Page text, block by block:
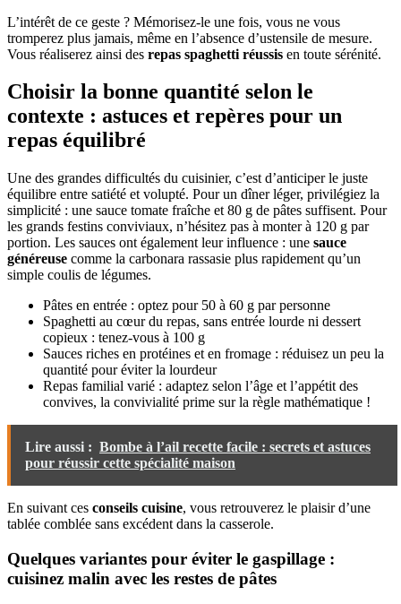
L’intérêt de ce geste ? Mémorisez-le une fois, vous ne vous
tromperez plus jamais, même en l’absence d’ustensile de mesure.
Vous réaliserez ainsi des repas spaghetti réussis en toute sérénité.
Choisir la bonne quantité selon le
contexte : astuces et repères pour un
repas équilibré
Une des grandes difficultés du cuisinier, c’est d’anticiper le juste
équilibre entre satiété et volupté. Pour un dîner léger, privilégiez la
simplicité : une sauce tomate fraîche et 80 g de pâtes suffisent. Pour
les grands festins conviviaux, n’hésitez pas à monter à 120 g par
portion. Les sauces ont également leur influence : une sauce
généreuse comme la carbonara rassasie plus rapidement qu’un
simple coulis de légumes.
Pâtes en entrée : optez pour 50 à 60 g par personne
Spaghetti au cœur du repas, sans entrée lourde ni dessert
copieux : tenez-vous à 100 g
Sauces riches en protéines et en fromage : réduisez un peu la
quantité pour éviter la lourdeur
Repas familial varié : adaptez selon l’âge et l’appétit des
convives, la convivialité prime sur la règle mathématique !
Lire aussi : Bombe à l’ail recette facile : secrets et astuces
pour réussir cette spécialité maison
En suivant ces conseils cuisine, vous retrouverez le plaisir d’une
tablée comblée sans excédent dans la casserole.
Quelques variantes pour éviter le gaspillage :
cuisinez malin avec les restes de pâtes